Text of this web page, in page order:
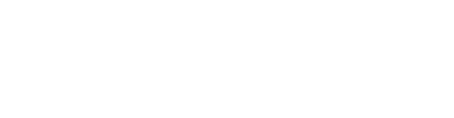
koutem a rozkládacím gaučem pro 2 osoby, sociální zařízení, balkon